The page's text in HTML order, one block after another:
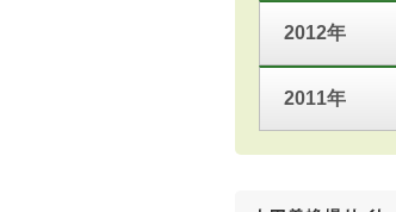
2012年
2011年